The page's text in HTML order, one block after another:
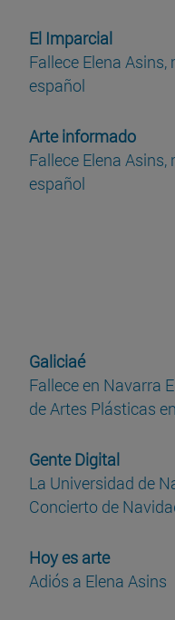
El Imparcial
Fallece Elena
español
Arte informado
Fallece Elena
español
Galiciaé
Fallece en Navarra
de Artes Plásticas
Gente Digital
La Universidad de
Concierto de
Hoy es arte
Adiós a Elena Asins